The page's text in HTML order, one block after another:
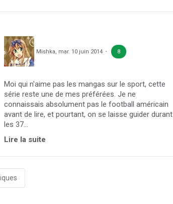
Mishka, mar. 10 juin 2014 8
Moi qui n'aime pas les mangas sur le sport, cette
série reste une de mes préférées. Je ne
connaissais absolument pas le football américain
avant de lire, et pourtant, on se laisse guider durant
les 37...
Lire la suite